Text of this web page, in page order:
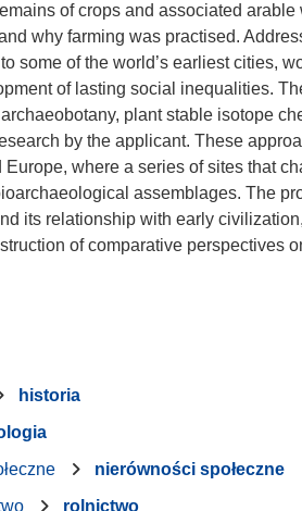
of crops and associated arable
why farming was practised.
some of the world’s earliest cities,
of lasting social inequalities.
plant stable isotope
by the applicant. These
where a series of sites that
assemblages. The
its relationship with early
of comparative perspectives
historia
nierówności społeczne
rolnictwo